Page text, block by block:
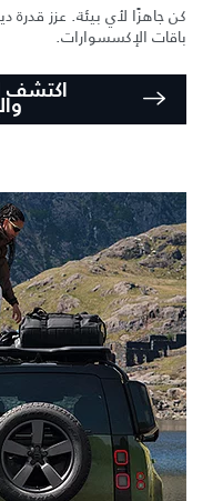
كن جاهزًا لأي بيئة. عزز قدرة
باقات الإكسسوارات.
اكتشف